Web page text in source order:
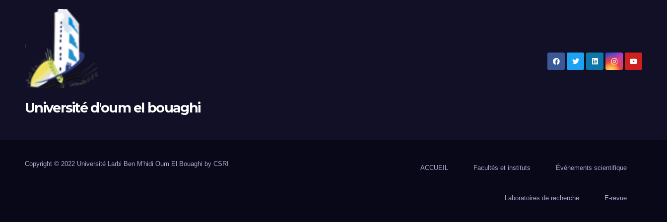
Université d'oum el bouaghi
Copyright © 2022 Université Larbi Ben M'hidi Oum El Bouaghi by CSRI
.
ACCUEIL Facultés et instituts Événements scientifique
Laboratoires de recherche E-revue